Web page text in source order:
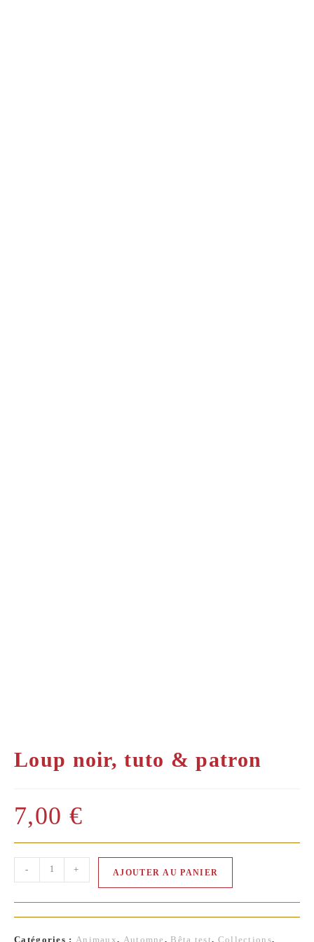
Loup noir, tuto & patron
7,00 €
quantité
de
Loup
noir,
tuto
- + AJOUTER AU PANIER
Catégories : Animaux, Automne , Bêta test, Collections,